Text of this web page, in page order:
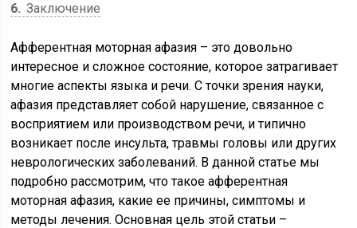
6 Заключение
Афферентная моторная афазия – это довольно
интересное и сложное состояние, которое затрагивает
многие аспекты языка и речи. С точки зрения науки,
афазия представляет собой нарушение, связанное с
восприятием или производством речи, и типично
возникает после инсульта, травмы головы или других
неврологических заболеваний. В данной статье мы
подробно рассмотрим, что такое афферентная
моторная афазия, какие ее причины, симптомы и
методы лечения. Основная цель этой статьи –